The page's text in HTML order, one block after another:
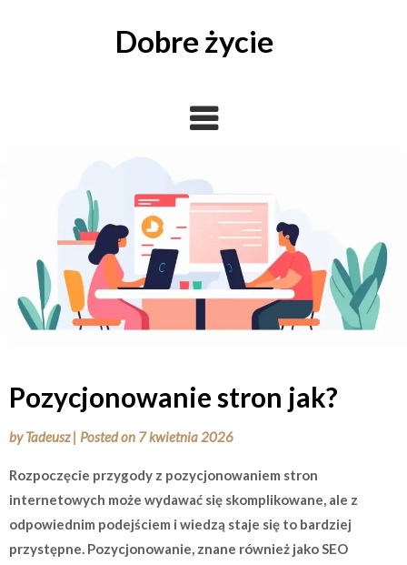
Dobre życie
Pozycjonowanie stron jak?
byTadeusz | Posted on 7 kwietnia 2026
Rozpoczęcie przygody z pozycjonowaniem stron
internetowych może wydawać się skomplikowane, ale z
odpowiednim podejściem i wiedzą staje się to bardziej
przystępne. Pozycjonowanie, znane również jako SEO